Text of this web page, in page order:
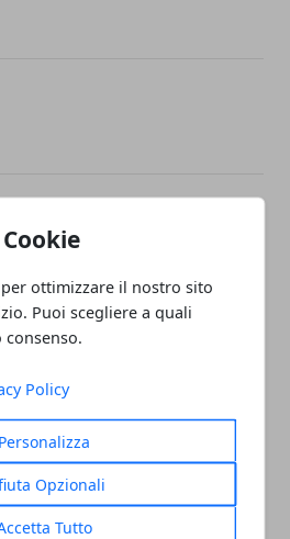
ottimizzare il nostro sito
Puoi scegliere a quali
Policy
Personalizza
Opzionali
Tutto